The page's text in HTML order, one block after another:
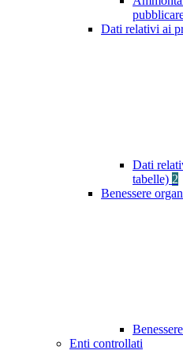
Dati relativi ai
Dati
tabelle) 2
Benessere
Enti controllati